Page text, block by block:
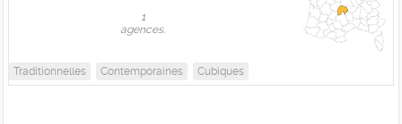
1
agences.
Traditionnelles Contemporaines Cubiques